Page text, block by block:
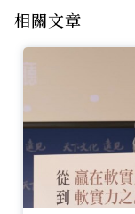
相關文章